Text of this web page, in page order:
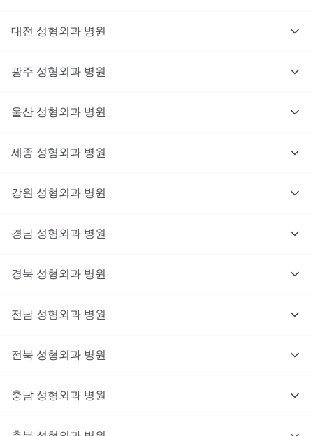
대전 성형외과 병원
광주 성형외과 병원
울산 성형외과 병원
세종 성형외과 병원
강원 성형외과 병원
경남 성형외과 병원
경북 성형외과 병원
전남 성형외과 병원
전북 성형외과 병원
충남 성형외과 병원
대기없이 진료를 받고 싶으신가요?